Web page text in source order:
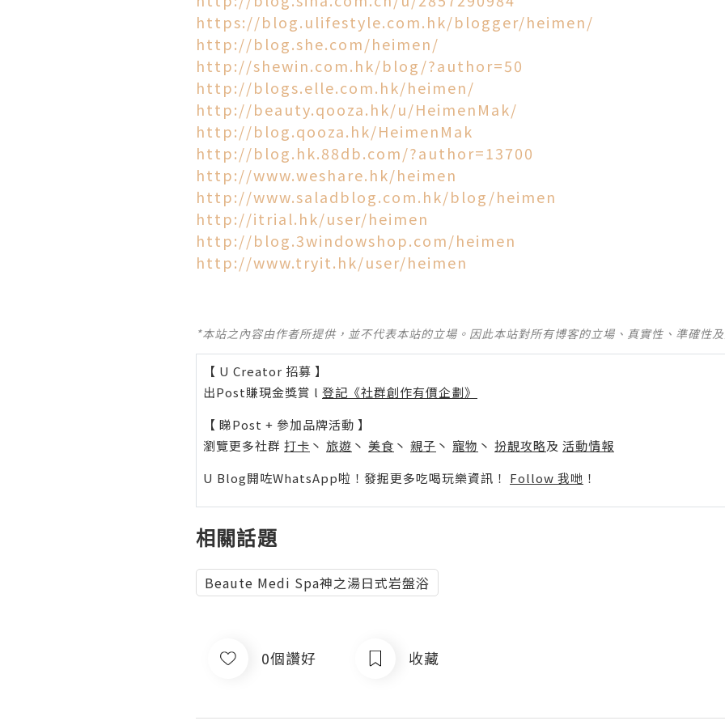
https://blog.ulifestyle.com.hk/blogger/heimen/
http://blog.she.com/heimen/
http://shewin.com.hk/blog/?author=50
http://blogs.elle.com.hk/heimen/
http://beauty.qooza.hk/u/HeimenMak/
http://blog.qooza.hk/HeimenMak
http://blog.hk.88db.com/?author=13700
http://www.weshare.hk/heimen
http://www.saladblog.com.hk/blog/heimen
http://itrial.hk/user/heimen
http://blog.3windowshop.com/heimen
http://www.tryit.hk/user/heimen
*本站之內容由作者所提供，並不代表本站的立場。因此本站對所有博客的立場、真實性、準確性
【 U Creator 招募 】
出Post賺現金獎賞 l 登記《社群創作有價企劃》
【 睇Post + 參加品牌活動 】
瀏覽更多社群 打卡 丶 旅遊 丶 美食 丶 親子 丶 寵物 丶 扮靚攻略及 活動情報
U Blog開咗WhatsApp啦！發掘更多吃喝玩樂資訊！ Follow 我哋 ！
相關話題
Beaute Medi Spa神之湯日式岩盤浴
0個讚好 收藏